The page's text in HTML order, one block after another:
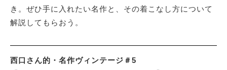
き。ぜひ手に入れたい名作と、その着こなし方について
解説してもらおう。
西口さん的・名作ヴィンテージ＃5